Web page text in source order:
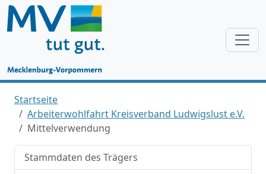
Startseite
Arbeiterwohlfahrt Kreisverband Ludwigslust e.V.
Mittelverwendung
Stammdaten des Trägers